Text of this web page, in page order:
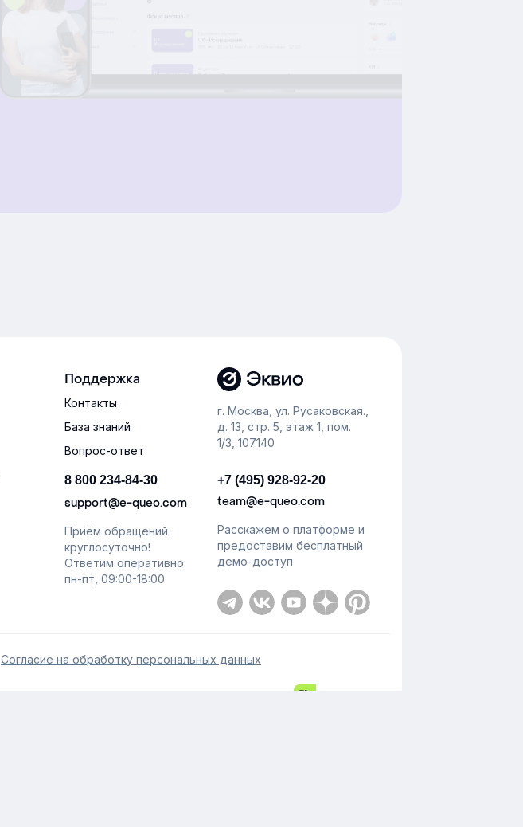
г. Москва, ул. Русаковская.,
д. 13, стр. 5, этаж 1, пом.
1/3, 107140
+7 (495) 928-92-20
team@e-queo.com
Расскажем о платформе и
предоставим бесплатный
демо-доступ
Поддержка
Контакты
База знаний
Вопрос-ответ
8 800 234-84-30
support@e-queo.com
Приём обращений
круглосуточно!
Ответим оперативно:
пн-пт, 09:00-18:00
Согласие на обработку персональных данных